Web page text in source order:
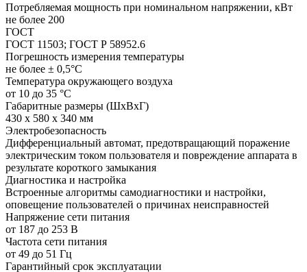
Потребляемая мощность при номинальном напряжении, кВт
не более 200
ГОСТ
ГОСТ 11503; ГОСТ Р 58952.6
Погрешность измерения температуры
не более ± 0,5°C
Температура окружающего воздуха
от 10 до 35 °C
Габаритные размеры (ШхВхГ)
430 х 580 х 340 мм
Электробезопасность
Дифференциальный автомат, предотвращающий поражение
электрическим током пользователя и повреждение аппарата в
результате короткого замыкания
Диагностика и настройка
Встроенные алгоритмы самодиагностики и настройки,
оповещение пользователей о причинах неисправностей
Напряжение сети питания
от 187 до 253 В
Частота сети питания
от 49 до 51 Гц
Гарантийный срок эксплуатации